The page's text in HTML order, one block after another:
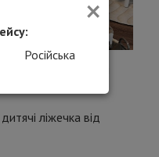
хвилястими
ліжечка від
×
Російська